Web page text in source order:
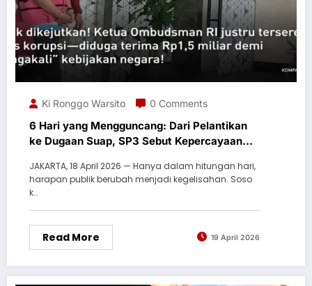
Ki Ronggo Warsito 0 Comments
6 Hari yang Mengguncang: Dari Pelantikan
ke Dugaan Suap, SP3 Sebut Kepercayaan
JAKARTA, 18 April 2026 — Hanya dalam hitungan hari,
harapan publik berubah menjadi kegelisahan. Soso
k…
Read More 19 April 2026